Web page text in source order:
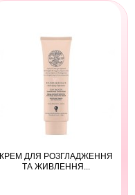
КРЕМ ДЛЯ РОЗГЛАДЖЕННЯ
ТА ЖИВЛЕННЯ...